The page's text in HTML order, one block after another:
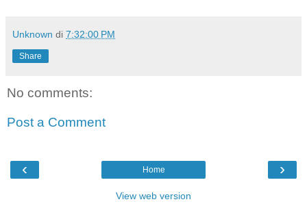
Unknown di 7:32:00 PM
Share
No comments:
Post a Comment
‹ ›
Home
View web version